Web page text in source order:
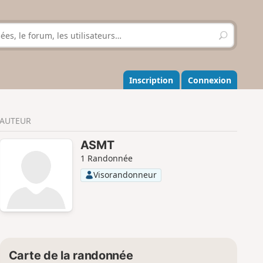
R
e
h
e
r
r
Inscription Connexion
AUTEUR
ASMT
1 Randonnée
Visorandonneur
Carte de la randonnée